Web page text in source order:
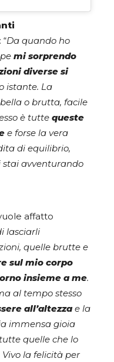
Da quando ho
mi sorprendo
diverse si
istante. La
o brutta, facile
è tutte queste
e forse la vera
di equilibrio,
stai avventurando
affatto
lasciarli
quelle brutte e
sul mio corpo
insieme a me.
al tempo stesso
all’altezzae la
immensa gioia
quelle che lo
Vivo la felicità per